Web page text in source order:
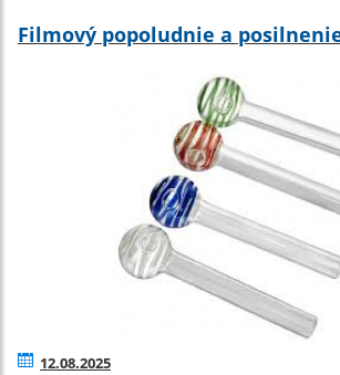
Filmový popoludnie a
12.08.2025